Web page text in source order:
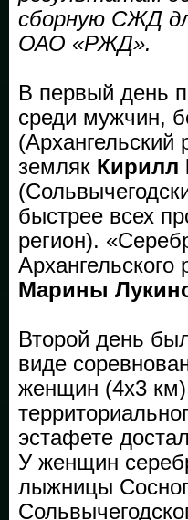
сборную СЖД
ОАО «РЖД».
В первый день
среди мужчин,
земляк Кирилл
быстрее всех
регион).
Архангельского
Марины
Второй день
виде
женщин (4х3 км)
эстафете
У женщин
лыжницы